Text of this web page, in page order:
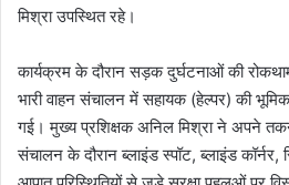
मिश्रा उपस्थित रहे।
कार्यक्रम के दौरान सड़क दुर्घटनाओं की
भारी वाहन संचालन में सहायक (हेल्पर) की
गई। मुख्य प्रशिक्षक अनिल मिश्रा ने अपने
संचालन के दौरान ब्लाइंड स्पॉट, ब्लाइंड कॉर्नर,